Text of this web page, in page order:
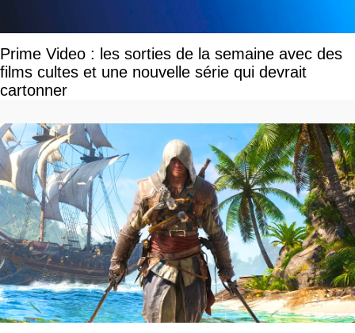
Prime Video : les sorties de la semaine avec des
films cultes et une nouvelle série qui devrait
cartonner